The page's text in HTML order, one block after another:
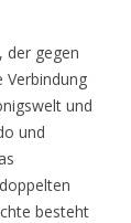
der gegen
Verbindung
und
und
besteht